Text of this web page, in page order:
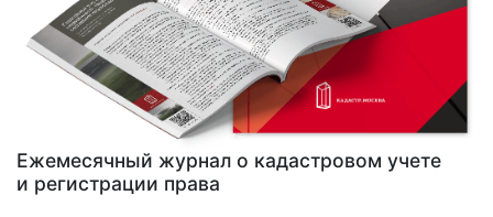
Ежемесячный журнал о кадастровом учете
и регистрации права